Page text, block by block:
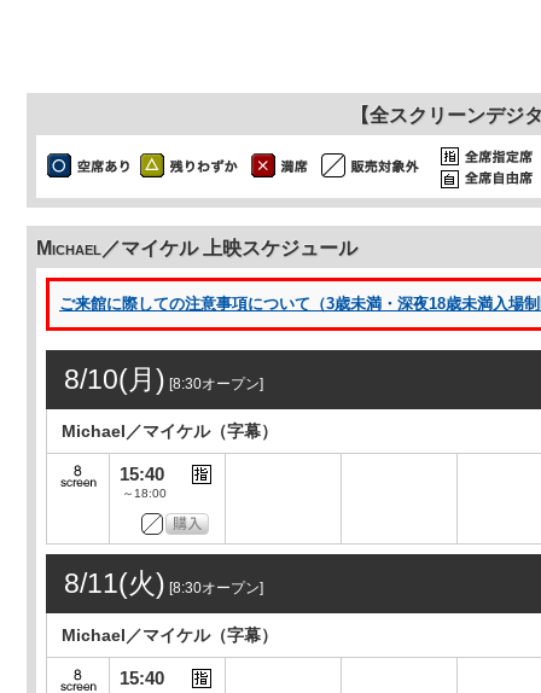
【全スクリーンデジ
Michael／マイケル 上映スケジュール
ご来館に際しての注意事項について（3歳未満・深夜18歳未満入場
8/10(月) [8:30オープン]
Michael／マイケル（字幕）
15:40
～18:00
8/11(火) [8:30オープン]
Michael／マイケル（字幕）
15:40